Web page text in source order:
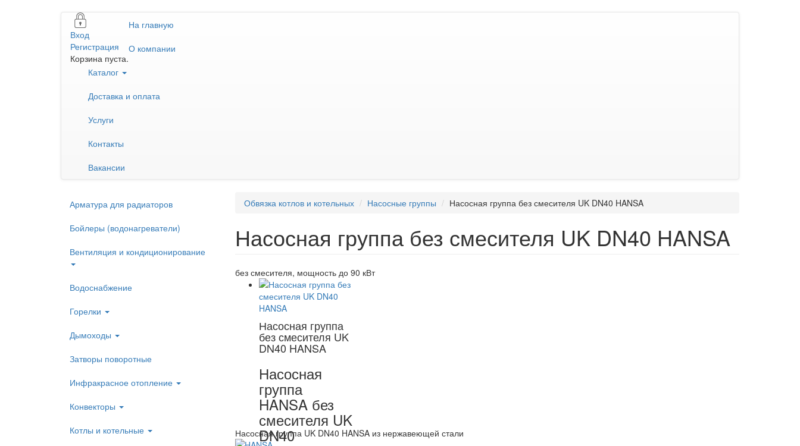
Вход
Регистрация
Корзина пуста.
На главную
О компании
Каталог
Доставка и оплата
Услуги
Контакты
Вакансии
Арматура для радиаторов
Бойлеры (водонагреватели)
Вентиляция и кондиционирование
Водоснабжение
Горелки
Дымоходы
Затворы поворотные
Инфракрасное отопление
Конвекторы
Котлы и котельные
Обвязка котлов и котельных Насосные группы Насосная группа без смесителя UK DN40 HANSA
Насосная группа без смесителя UK DN40 HANSA
без смесителя, мощность до 90 кВт
Насосная группа
без смесителя UK
DN40 HANSA
Насосная
группа
HANSA без
смесителя UK
DN40
Насосная группа UK DN40 HANSA из нержавеющей стали